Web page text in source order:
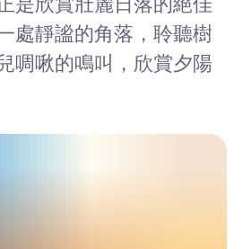
處靜謐的角落，聆聽樹
啁啾的鳴叫，欣賞夕陽